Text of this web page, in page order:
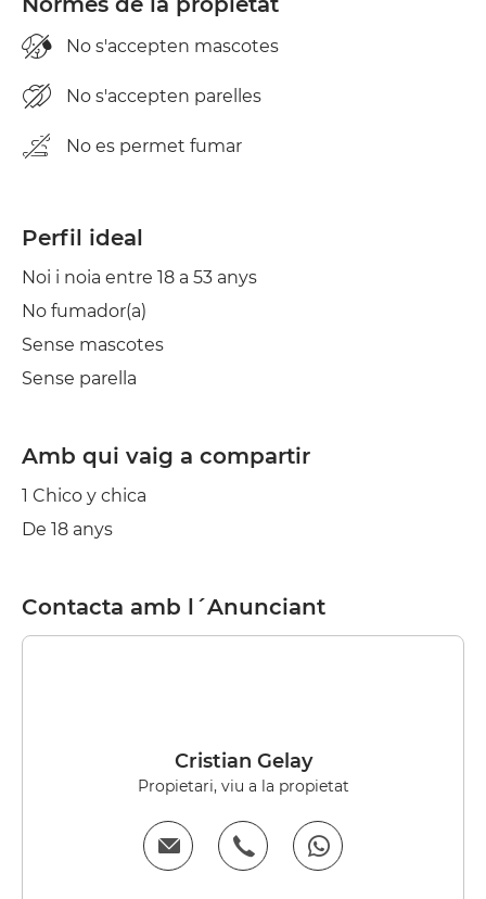
No s'accepten mascotes
No s'accepten parelles
No es permet fumar
Perfil ideal
Noi i noia entre 18 a 53 anys
No fumador(a)
Sense mascotes
Sense parella
Amb qui vaig a compartir
1 Chico y chica
De 18 anys
Contacta amb l´Anunciant
Cristian Gelay
Propietari, viu a la propietat